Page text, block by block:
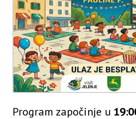
Program započinje u